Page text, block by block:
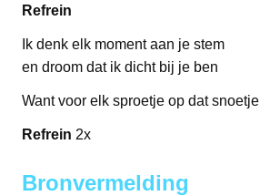
Refrein
Ik denk elk moment aan je stem
en droom dat ik dicht bij je ben
Want voor elk sproetje op dat snoetje
Refrein 2x
Bronvermelding